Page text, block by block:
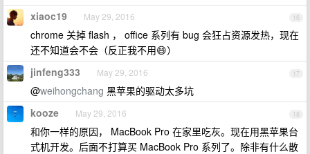
16
xiaoc19 May 29, 2016
chrome 关掉 flash ， office 系列有 bug 会狂占资源发热，现在
还不知道会不会（反正我不用😄）
17
jinfeng333 May 29, 2016
@weihongchang 黑苹果的驱动太多坑
18
kooze May 29, 2016
和你一样的原因， MacBook Pro 在家里吃灰。现在用黑苹果台
式机开发。后面不打算买 MacBook Pro 系列了。除非有什么散